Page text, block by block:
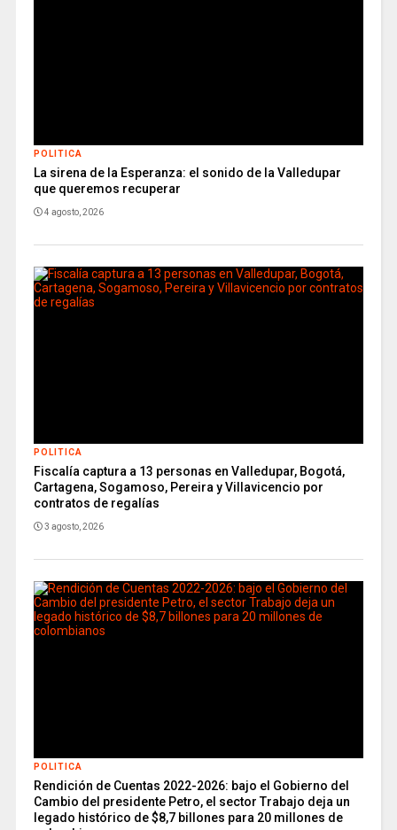
POLITICA
La sirena de la Esperanza: el sonido de la Valledupar
que queremos recuperar
4 agosto, 2026
POLITICA
Fiscalía captura a 13 personas en Valledupar, Bogotá,
Cartagena, Sogamoso, Pereira y Villavicencio por
contratos de regalías
3 agosto, 2026
POLITICA
Rendición de Cuentas 2022-2026: bajo el Gobierno del
Cambio del presidente Petro, el sector Trabajo deja un
legado histórico de $8,7 billones para 20 millones de